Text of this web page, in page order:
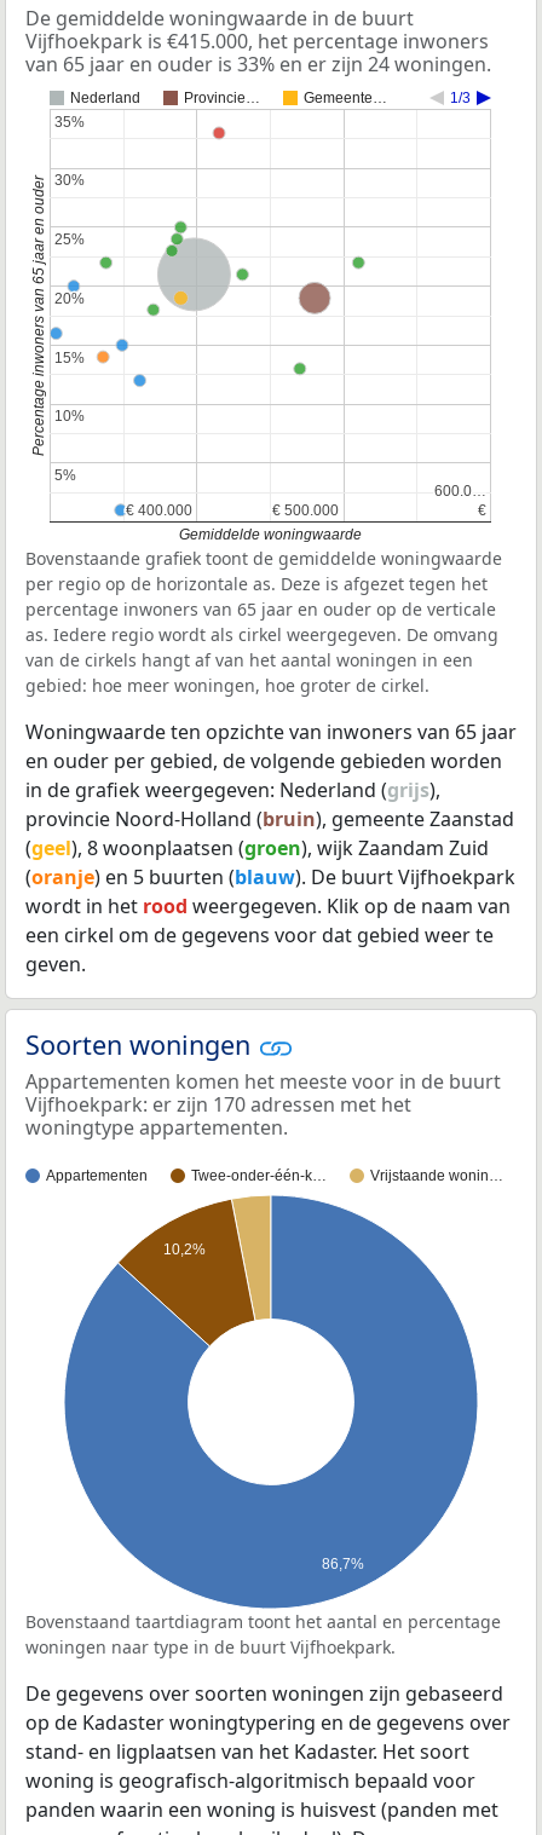
De gemiddelde woningwaarde in de buurt
Vijfhoekpark is €415.000, het percentage inwoners
van 65 jaar en ouder is 33% en er zijn 24 woningen.
Nederland Provincie… Gemeente… 1/3
Provincie Noord-Holland
€ 400.000
€ 400.000 € 500.000
€ 500.000 €
€
600.0…
600.0…
5%
5%
10%
10%
15%
15%
20%
20%
25%
25%
30%
30%
35%
35%
Gemiddelde woningwaarde
Percentage inwoners van 65 jaar en ouder
Bovenstaande grafiek toont de gemiddelde woningwaarde
per regio op de horizontale as. Deze is afgezet tegen het
percentage inwoners van 65 jaar en ouder op de verticale
as. Iedere regio wordt als cirkel weergegeven. De omvang
van de cirkels hangt af van het aantal woningen in een
gebied: hoe meer woningen, hoe groter de cirkel.
Woningwaarde ten opzichte van inwoners van 65 jaar
en ouder per gebied, de volgende gebieden worden
in de grafiek weergegeven: Nederland (grijs),
provincie Noord-Holland (bruin), gemeente Zaanstad
(geel), 8 woonplaatsen (groen), wijk Zaandam Zuid
(oranje) en 5 buurten (blauw). De buurt Vijfhoekpark
wordt in het rood weergegeven. Klik op de naam van
een cirkel om de gegevens voor dat gebied weer te
geven.
Soorten woningen
Appartementen komen het meeste voor in de buurt
Vijfhoekpark: er zijn 170 adressen met het
woningtype appartementen.
Appartementen Twee-onder-één-k… Vrijstaande wonin…
10,2%
86,7%
Bovenstaand taartdiagram toont het aantal en percentage
woningen naar type in de buurt Vijfhoekpark.
De gegevens over soorten woningen zijn gebaseerd
op de Kadaster woningtypering en de gegevens over
stand- en ligplaatsen van het Kadaster. Het soort
woning is geografisch-algoritmisch bepaald voor
panden waarin een woning is huisvest (panden met